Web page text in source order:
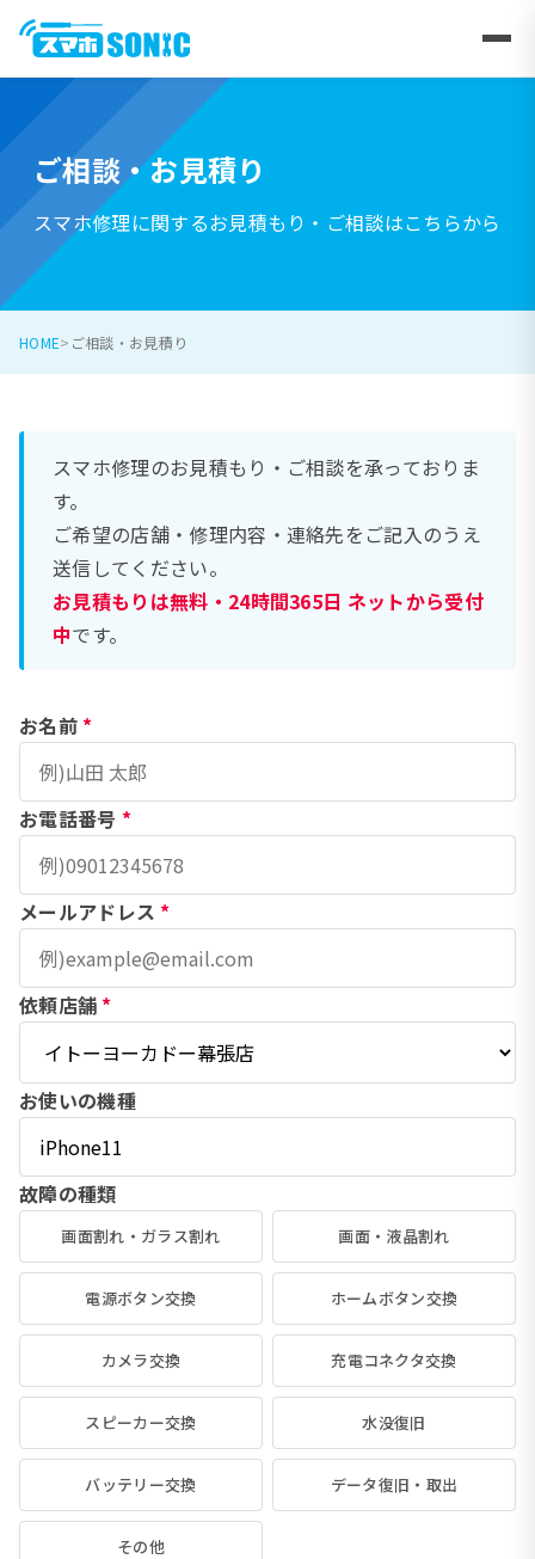
ご相談・お見積り
スマホ修理に関するお見積もり・ご相談はこちらから
HOME ご相談・お見積り
スマホ修理のお見積もり・ご相談を承っておりま
す。
ご希望の店舗・修理内容・連絡先をご記入のうえ
送信してください。
お見積もりは無料・24時間365日 ネットから受付
中です。
お名前 *
お電話番号 *
メールアドレス *
依頼店舗 *
お使いの機種
故障の種類
画面割れ・ガラス割れ 画面・液晶割れ
電源ボタン交換 ホームボタン交換
カメラ交換 充電コネクタ交換
スピーカー交換 水没復旧
バッテリー交換 データ復旧・取出
その他